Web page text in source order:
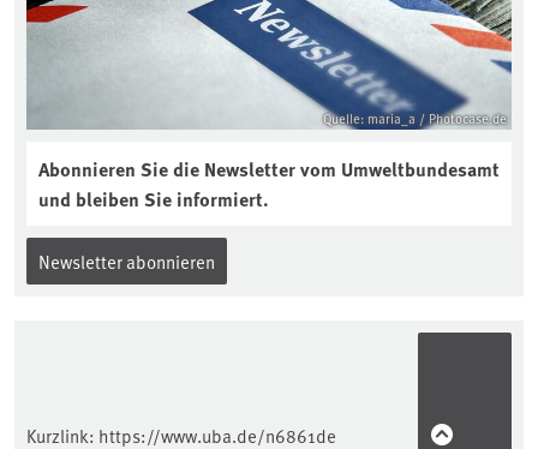
Quelle: maria_a / Photocase.de
Abonnieren Sie die Newsletter vom Umweltbundesamt
und bleiben Sie informiert.
Newsletter abonnieren
Kurzlink: https://www.uba.de/n6861de